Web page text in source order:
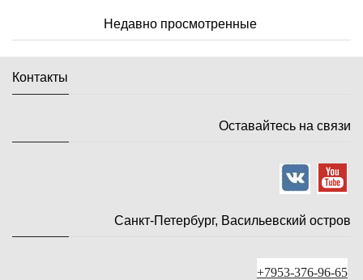
Недавно просмотренные
Контакты
Оставайтесь на связи
Санкт-Петербург, Васильевский остров
+7953-376-96-65